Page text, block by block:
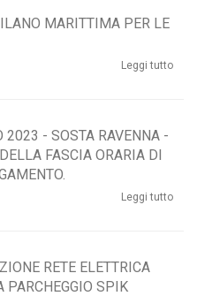
MARITTIMA PER LE
Leggi tutto
2023 - SOSTA RAVENNA -
FASCIA ORARIA DI
Leggi tutto
RETE ELETTRICA
PARCHEGGIO SPIK